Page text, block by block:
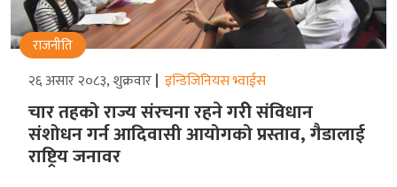
राजनीति
२६ असार २०८३, शुक्रवार इन्डिजिनियस भ्वाईस
चार तहको राज्य संरचना रहने गरीे संविधान
संशोधन गर्न आदिवासी आयोगको प्रस्ताव, गैडालाई
राष्ट्रिय जनावर